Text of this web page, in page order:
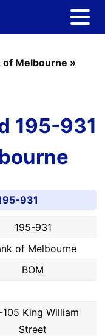
of Melbourne »
195-931
931
195-931
of Melbourne
BOM
105 King William
Street